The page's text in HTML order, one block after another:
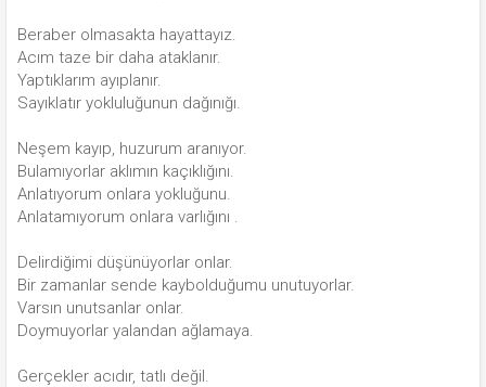
Beraber olmasakta hayattayız.
Acım taze bir daha ataklanır.
Yaptıklarım ayıplanır.
Sayıklatır yokluluğunun dağınığı.
Neşem kayıp, huzurum aranıyor.
Bulamıyorlar aklımın kaçıklığını.
Anlatıyorum onlara yokluğunu.
Anlatamıyorum onlara varlığını .
Delirdiğimi düşünüyorlar onlar.
Bir zamanlar sende kaybolduğumu unutuyorlar.
Varsın unutsanlar onlar.
Doymuyorlar yalandan ağlamaya.
Gerçekler acıdır, tatlı değil.